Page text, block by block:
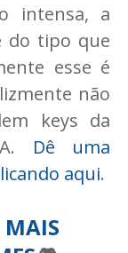
intensa, a
do tipo que
esse é
não
keys da
Dê uma
aqui.
MAIS